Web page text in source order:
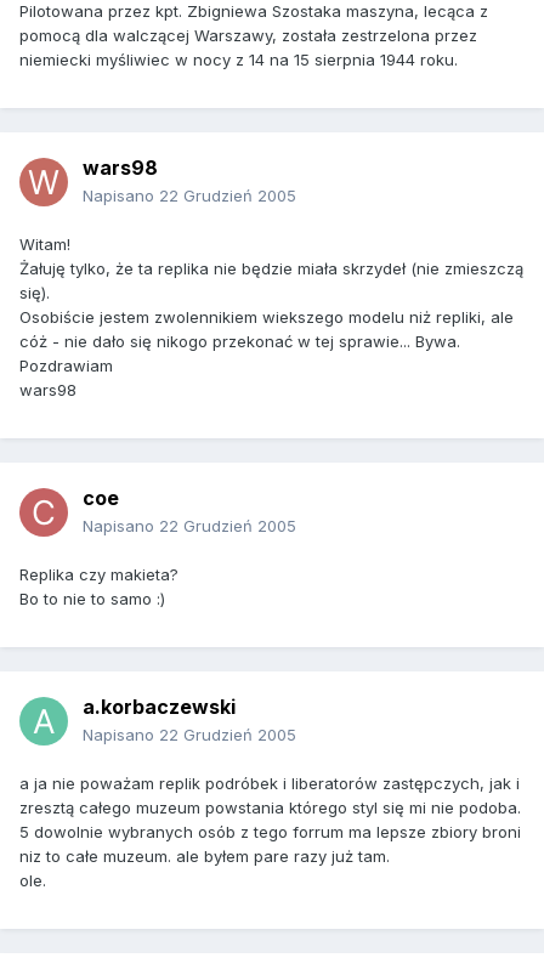
Pilotowana przez kpt. Zbigniewa Szostaka maszyna, lecąca z
pomocą dla walczącej Warszawy, została zestrzelona przez
niemiecki myśliwiec w nocy z 14 na 15 sierpnia 1944 roku.
wars98
Napisano 22 Grudzień 2005
Witam!
Żałuję tylko, że ta replika nie będzie miała skrzydeł (nie zmieszczą
się).
Osobiście jestem zwolennikiem wiekszego modelu niż repliki, ale
cóż - nie dało się nikogo przekonać w tej sprawie... Bywa.
Pozdrawiam
wars98
coe
Napisano 22 Grudzień 2005
Replika czy makieta?
Bo to nie to samo :)
a.korbaczewski
Napisano 22 Grudzień 2005
a ja nie poważam replik podróbek i liberatorów zastępczych, jak i
zresztą całego muzeum powstania którego styl się mi nie podoba.
5 dowolnie wybranych osób z tego forrum ma lepsze zbiory broni
niz to całe muzeum. ale byłem pare razy już tam.
ole.